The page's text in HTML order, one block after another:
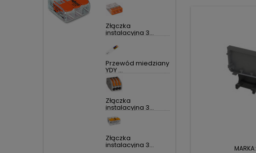
Złączka
instalacyjna 3...
Przewód miedziany
YDY ...
Złączka
instalacyjna 3...
Złączka
instalacyjna 3... MARKA: